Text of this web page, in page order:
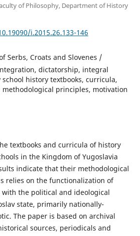
of Philosophy, Department of History
i.2015.26.133-146
Serbs, Croats and Slovenes /
dictatorship, integral
history textbooks, curricula,
methodological principles, motivation
textbooks and curricula of history
in the Kingdom of Yugoslavia
indicate that their methodological
relies on the functionalization of
with the political and ideological
state, primarily nationally-
The paper is based on archival
sources, periodicals and